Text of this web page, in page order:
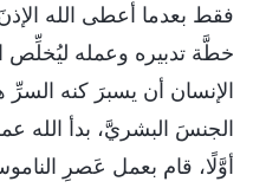
فقط بعدما أعطى الله
خطَّة تدبيره وعمله
الإنسان أن يسبرَ كنه
الجنسَ البشريَّ، بدأ الله
أوَّلًا، قام بعمل عَصرِ